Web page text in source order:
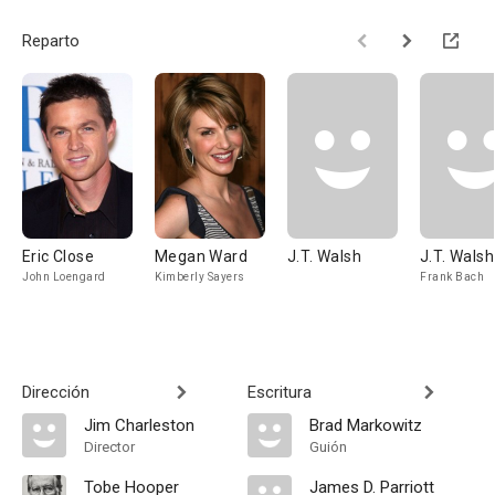
Reparto
Eric Close
John Loengard
Megan Ward
Kimberly Sayers
J.T. Walsh J.T. Walsh
Frank Bach
Dirección
Jim Charleston
Director
Tobe Hooper
Escritura
Brad Markowitz
Guión
James D. Parriott